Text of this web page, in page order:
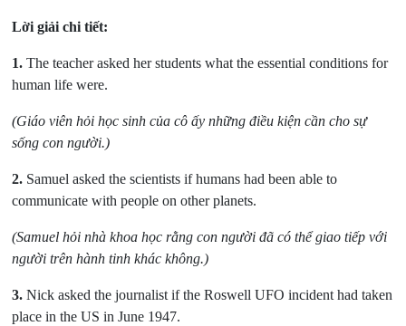
Lời giải chi tiết:
1. The teacher asked her students what the essential conditions for
human life were.
(Giáo viên hỏi học sinh của cô ấy những điều kiện cần cho sự
sống con người.)
2. Samuel asked the scientists if humans had been able to
communicate with people on other planets.
(Samuel hỏi nhà khoa học rằng con người đã có thể giao tiếp với
người trên hành tinh khác không.)
3. Nick asked the journalist if the Roswell UFO incident had taken
place in the US in June 1947.